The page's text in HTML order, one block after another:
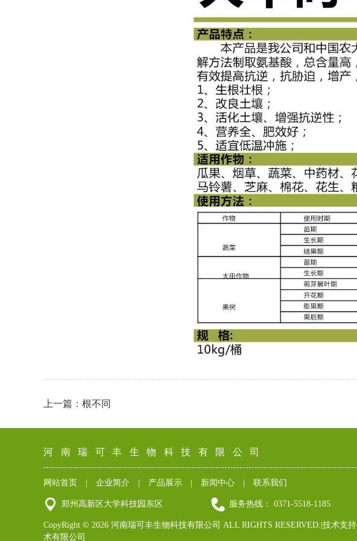
上一篇：根不同
河南瑞可丰生物科技有限公司
网站首页 企业简介 产品展示 新闻中心 联系我们
郑州高新区大学科技园东区 服务热线： 0371-5518-1185
CopyRight © 2026 河南瑞可丰生物科技有限公司 ALL RIGHTS RESERVED.|技术支持
术有限公司